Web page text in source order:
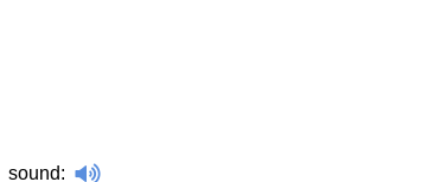
sound: